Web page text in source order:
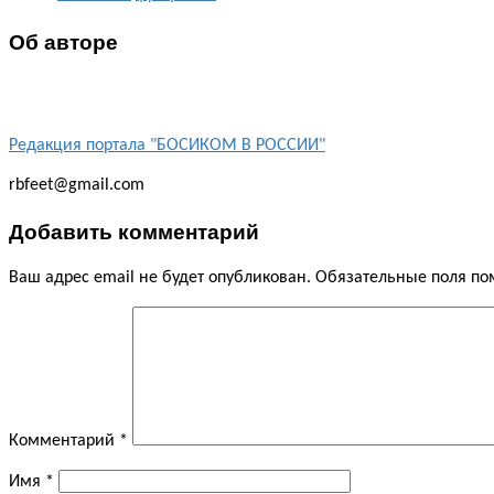
Об авторе
Редакция портала "БОСИКОМ В РОССИИ"
rbfeet@gmail.com
Добавить комментарий
Ваш адрес email не будет опубликован. Обязательные поля
Комментарий *
Имя *